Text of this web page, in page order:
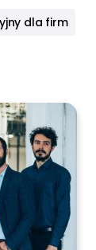
dla firm